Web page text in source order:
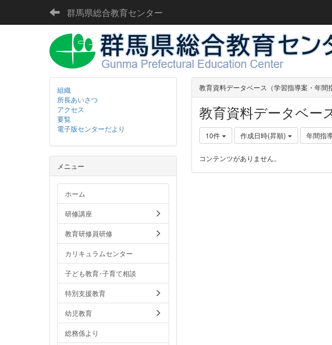
群馬県総合教育センター
教育資料データベース（学習指導案・年間
教育資料データベー
10件 作成日時(昇順) 年間指
コンテンツがありません。
組織
所長あいさつ
アクセス
要覧
電子版センターだより
メニュー
ホーム
研修講座
教育研修員研修
カリキュラムセンター
子ども教育･子育て相談
特別支援教育
幼児教育
総務係より